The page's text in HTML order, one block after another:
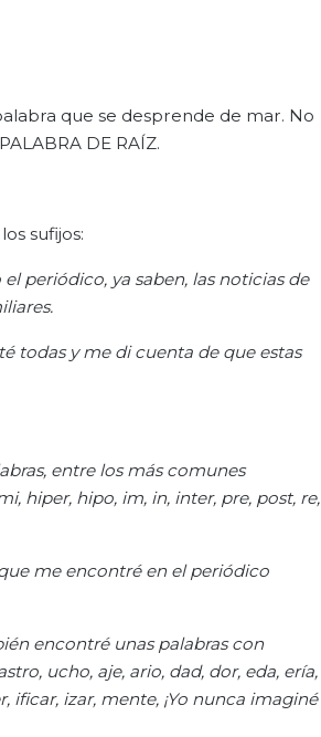
que se desprende de mar. No
DE RAÍZ.
sufijos:
periódico, ya saben, las noticias de
todas y me di cuenta de que estas
entre los más comunes
hiper, hipo, im, in, inter, pre, post, re,
me encontré en el periódico
encontré unas palabras con
ucho, aje, ario, dad, dor, eda, ería,
ificar, izar, mente, ¡Yo nunca imaginé